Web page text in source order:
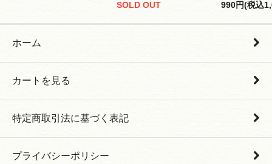
SOLD OUT
990円(税込
ホーム
カートを見る
特定商取引法に基づく表記
プライバシーポリシー